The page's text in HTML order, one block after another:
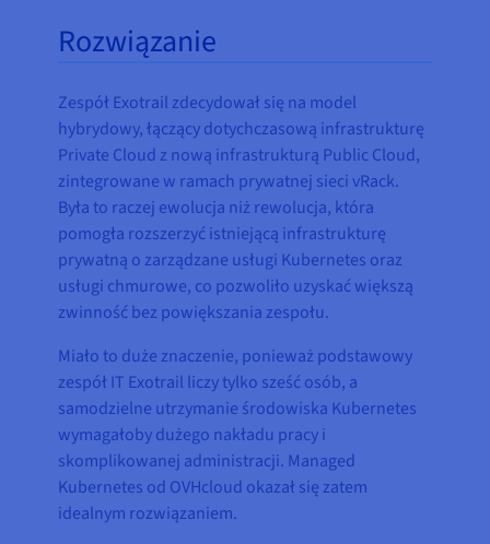
Rozwiązanie
Zespół Exotrail zdecydował się na model
hybrydowy, łączący dotychczasową infrastrukturę
Private Cloud z nową infrastrukturą Public Cloud,
zintegrowane w ramach prywatnej sieci vRack.
Była to raczej ewolucja niż rewolucja, która
pomogła rozszerzyć istniejącą infrastrukturę
prywatną o zarządzane usługi Kubernetes oraz
usługi chmurowe, co pozwoliło uzyskać większą
zwinność bez powiększania zespołu.
Miało to duże znaczenie, ponieważ podstawowy
zespół IT Exotrail liczy tylko sześć osób, a
samodzielne utrzymanie środowiska Kubernetes
wymagałoby dużego nakładu pracy i
skomplikowanej administracji. Managed
Kubernetes od OVHcloud okazał się zatem
idealnym rozwiązaniem.